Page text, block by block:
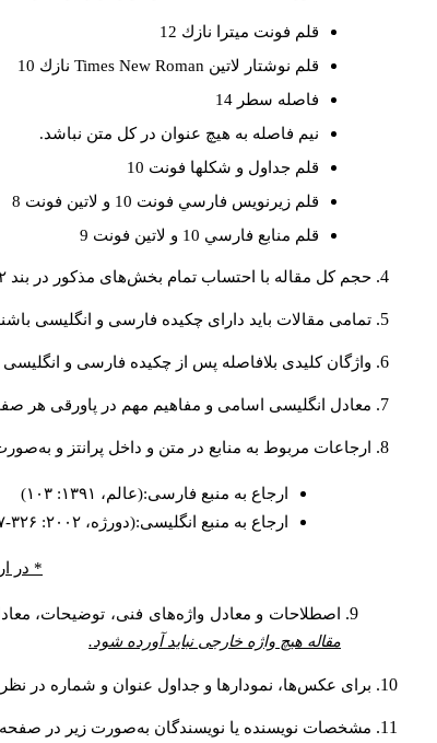
قلم فونت ميترا نازك 12
قلم نوشتار لاتين Times New Roman نازك 10
فاصله سطر 14
نيم فاصله به هيچ عنوان در كل متن نباشد.
قلم جداول و شكلها فونت 10
قلم زيرنويس فارسي فونت 10 و لاتين فونت 8
قلم منابع فارسي 10 و لاتين فونت 9
حجم کل مقاله با احتساب تمام بخش‌های مذکور در بند ۲، بین ۶۰۰۰ تا ۸۰۰۰کلمه باشد.
تمامی مقالات باید دارای چکیده فارسی و انگلیسی باشند. حجم هر دو چکیده
واژگان کلیدی بلافاصله پس از چکیده فارسی و انگلیسی و بین ۴-۶ کلمه
معادل انگلیسی اسامی و مفاهیم مهم در پاورقی هر
ارجاعات مربوط به منابع در متن و داخل پرانتز و
ارجاع به منبع فارسی:(عالم، ۱۳۹۱: ۱۰۳)
ارجاع به منبع انگلیسی:(دورژه، ۲۰۰۲: ۳۲۶-۳۲۷)
* در
اصطلاحات و معادل واژه‌های فنی، توضیحات،
مقاله هیچ واژه خارجی نباید آورده شود.
برای عکس‌ها، نمودارها و جداول عنوان و شماره در
مشخصات نویسنده یا نویسندگان به‌صورت زیر در